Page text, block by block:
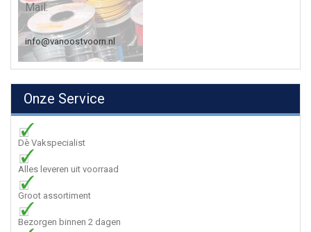
Mail:
info@vanoostvoorn.nl
Onze Service
Dè Vakspecialist
Alles leveren uit voorraad
Groot assortiment
Bezorgen binnen 2 dagen